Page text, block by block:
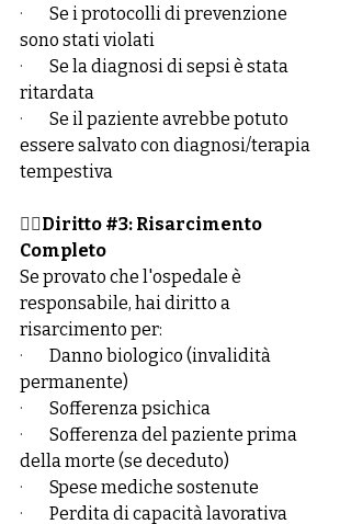
· Se i protocolli di prevenzione
sono stati violati
· Se la diagnosi di sepsi è stata
ritardata
· Se il paziente avrebbe potuto
essere salvato con diagnosi/terapia
tempestiva
👉🏻Diritto #3: Risarcimento
Completo
Se provato che l'ospedale è
responsabile, hai diritto a
risarcimento per:
· Danno biologico (invalidità
permanente)
· Sofferenza psichica
· Sofferenza del paziente prima
della morte (se deceduto)
· Spese mediche sostenute
· Perdita di capacità lavorativa